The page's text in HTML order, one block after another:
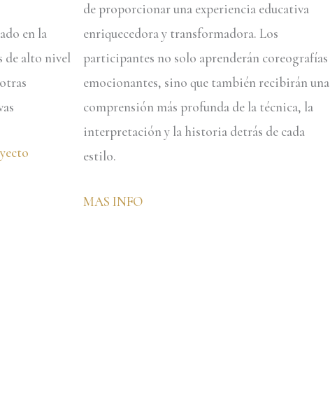
en la
de alto nivel
de proporcionar una experiencia educativa
enriquecedora y transformadora. Los
participantes no solo aprenderán coreografías
emocionantes, sino que también recibirán una
comprensión más profunda de la técnica, la
interpretación y la historia detrás de cada
estilo.
MAS INFO